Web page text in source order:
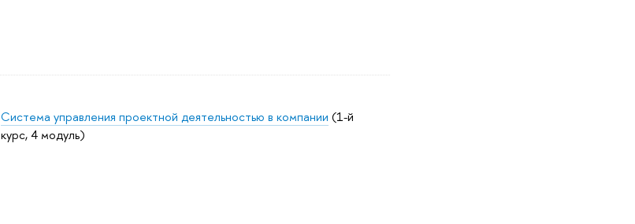
Система управления проектной деятельностью в компании (1-й
курс, 4 модуль)